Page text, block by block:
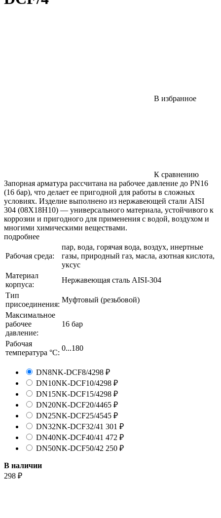
В избранное
К сравнению
Запорная арматура рассчитана на рабочее давление до PN16
(16 бар), что делает ее пригодной для работы в сложных
условиях. Изделие выполнено из нержавеющей стали AISI
304 (08Х18Н10) — универсального материала, устойчивого к
коррозии и пригодного для применения с водой, воздухом и
многими химическими веществами.
подробнее
Рабочая среда:
пар, вода, горячая вода, воздух, инертные
газы, природный газ, масла, азотная кислота,
уксус
Материал
корпуса:
Нержавеющая сталь AISI-304
Тип
присоединения:
Муфтовый (резьбовой)
Максимальное
рабочее
давление:
16 бар
Рабочая
температура °С:
0...180
DN8NK-DCF8/4298 ₽
DN10NK-DCF10/4298 ₽
DN15NK-DCF15/4298 ₽
DN20NK-DCF20/4465 ₽
DN25NK-DCF25/4545 ₽
DN32NK-DCF32/41 301 ₽
DN40NK-DCF40/41 472 ₽
DN50NK-DCF50/42 250 ₽
В наличии
298 ₽